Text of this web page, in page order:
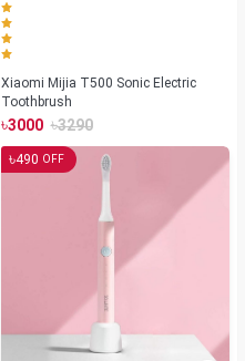
Xiaomi Mijia T500 Sonic Electric
Toothbrush
৳3000 ৳3290
৳490 OFF